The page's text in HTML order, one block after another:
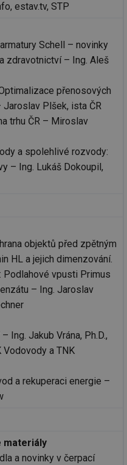
estav.tv, STP
Schell – novinky
zdravotnictví – Ing. Aleš
přenosových
Plšek, ista ČR
trhu ČR – Miroslav
a spolehlivé rozvody:
– Ing. Lukáš Dokoupil,
objektů před zpětným
HL a jejich dimenzování.
Podlahové vpusti Primus
– Ing. Jaroslav
Ing. Jakub Vrána, Ph.D.,
Vodovody a TNK
a rekuperaci energie –
materiály
a novinky v čerpací